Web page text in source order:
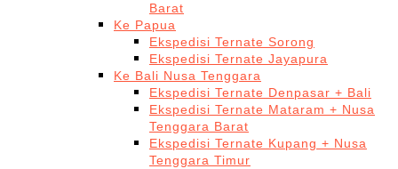
Barat
Ke Papua
Ekspedisi Ternate Sorong
Ekspedisi Ternate Jayapura
Ke Bali Nusa Tenggara
Ekspedisi Ternate Denpasar + Bali
Ekspedisi Ternate Mataram + Nusa
Tenggara Barat
Ekspedisi Ternate Kupang + Nusa
Tenggara Timur